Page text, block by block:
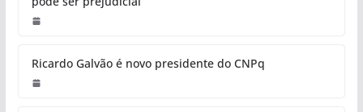
Ricardo Galvão é novo presidente do CNPq